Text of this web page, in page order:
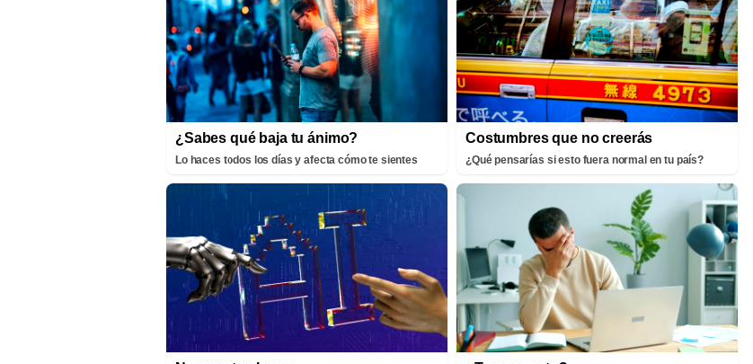
¿Sabes qué baja tu ánimo?
Lo haces todos los días y afecta cómo te sientes
Costumbres que no creerás
¿Qué pensarías si esto fuera normal en tu país?